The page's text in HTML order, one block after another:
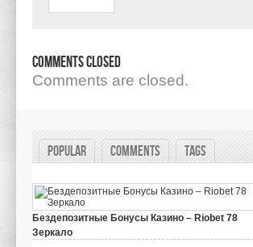
Comments Closed
Comments are closed.
Popular Comments Tags
Бездепозитные Бонусы Казино – Riobet 78
Зеркало